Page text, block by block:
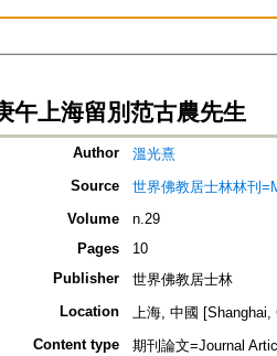
午上海留別范古農先生
Author
溫光熹
Source
世界佛教居士林林刊
Volume
n.29
Pages
10
Publisher
世界佛教居士林
Location
上海, 中國 [Shanghai,
Content type
期刊論文=Journal